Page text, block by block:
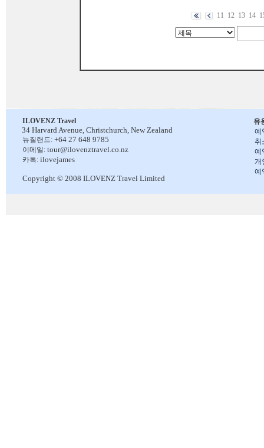
11 12 13 14
유
예
취
예
개
예
ILOVENZ Travel
34 Harvard Avenue, Christchurch, New Zealand
뉴질랜드: +64 27 648 9785
이메일: tour@ilovenztravel.co.nz
카톡: ilovejames
Copyright © 2008 ILOVENZ Travel Limited